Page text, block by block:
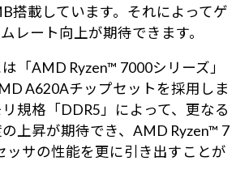
搭載しています。それによってゲ
レート向上が期待できます。
「AMD Ryzen™ 7000シリーズ」
A620Aチップセットを採用しま
規格「DDR5」によって、更なる
上昇が期待でき、AMD Ryzen™ 7
ッサの性能を更に引き出すことが